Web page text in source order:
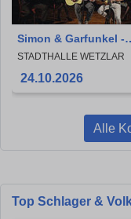
Simon & Garfunkel -
Graceland Duo mit
Streicherquartett und
STADTHALLE WETZLAR
24.10.2026
Alle
Top Schlager &